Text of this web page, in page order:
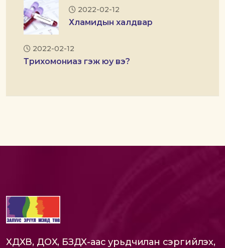
2022-02-12
Хламидын халдвар
2022-02-12
Трихомониаз гэж юу вэ?
ХДХВ, ДОХ, БЗДХ-аас урьдчилан сэргийлэх,